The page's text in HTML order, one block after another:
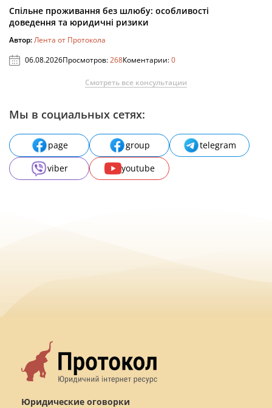
Спільне проживання без шлюбу: особливості
доведення та юридичні ризики
Автор:Лента от Протокола
06.08.2026Просмотров:268Коментарии:0
Смотреть все консультации
Мы в социальных сетях:
page group
telegram
viber
youtube
Юридические оговорки